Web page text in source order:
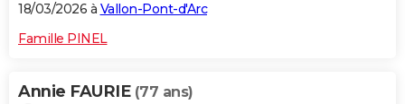
18/03/2026 à Vallon-Pont-d'Arc
Famille PINEL
Annie FAURIE (77 ans)